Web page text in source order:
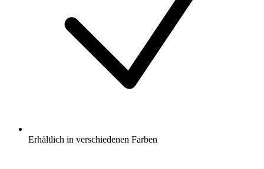
Erhältlich in verschiedenen Farben